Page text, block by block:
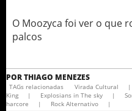
O Moozyca foi ver o que
palcos
PORTHIAGO MENEZES
TAGs relacionadas Virada Cultural |
King
| Explosians in The sky |
harcore
| Rock Alternativo |